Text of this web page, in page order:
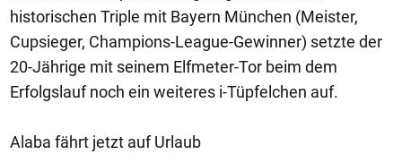
historischen Triple mit Bayern München (Meister,
Cupsieger, Champions-League-Gewinner) setzte der
20-Jährige mit seinem Elfmeter-Tor beim dem
Erfolgslauf noch ein weiteres i-Tüpfelchen auf.
Alaba fährt jetzt auf Urlaub